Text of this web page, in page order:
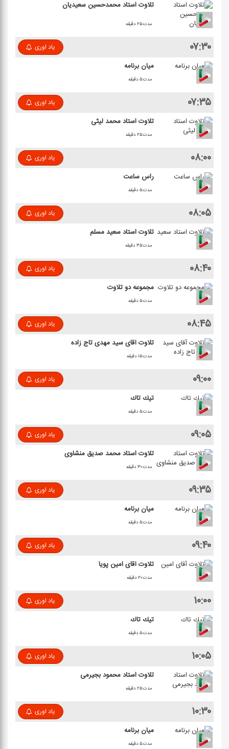
تلاوت استاد محمدحسین سعیدیان
مدت:۲۵ دقیقه
۰۷:۳۰ یاد اوری
میان برنامه
مدت:۵ دقیقه
۰۷:۳۵ یاد اوری
تلاوت استاد محمد لیثی
مدت:۲۵ دقیقه
۰۸:۰۰ یاد اوری
راس ساعت
مدت:۵ دقیقه
۰۸:۰۵ یاد اوری
تلاوت استاد سعید مسلم
مدت:۳۵ دقیقه
۰۸:۴۰ یاد اوری
مجموعه دو تلاوت
مدت:۵ دقیقه
۰۸:۴۵ یاد اوری
تلاوت آقای سید مهدی تاج زاده
مدت:۱۵ دقیقه
۰۹:۰۰ یاد اوری
تیك تاك
مدت:۵ دقیقه
۰۹:۰۵ یاد اوری
تلاوت استاد محمد صدیق منشاوی
مدت:۳۰ دقیقه
۰۹:۳۵ یاد اوری
میان برنامه
مدت:۵ دقیقه
۰۹:۴۰ یاد اوری
تلاوت آقای امین پویا
مدت:۲۰ دقیقه
۱۰:۰۰ یاد اوری
تیك تاك
مدت:۵ دقیقه
۱۰:۰۵ یاد اوری
تلاوت استاد محمود بجیرمی
مدت:۲۵ دقیقه
۱۰:۳۰ یاد اوری
میان برنامه
مدت:۵ دقیقه